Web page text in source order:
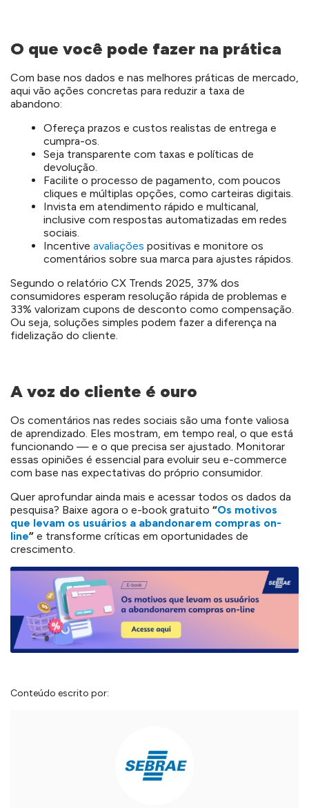
O que você pode fazer na prática
Com base nos dados e nas melhores práticas de mercado,
aqui vão ações concretas para reduzir a taxa de
abandono:
Ofereça prazos e custos realistas de entrega e
cumpra-os.
Seja transparente com taxas e políticas de
devolução.
Facilite o processo de pagamento, com poucos
cliques e múltiplas opções, como carteiras digitais.
Invista em atendimento rápido e multicanal,
inclusive com respostas automatizadas em redes
sociais.
Incentive avaliações positivas e monitore os
comentários sobre sua marca para ajustes rápidos.
Segundo o relatório CX Trends 2025, 37% dos
consumidores esperam resolução rápida de problemas e
33% valorizam cupons de desconto como compensação.
Ou seja, soluções simples podem fazer a diferença na
fidelização do cliente.
A voz do cliente é ouro
Os comentários nas redes sociais são uma fonte valiosa
de aprendizado. Eles mostram, em tempo real, o que está
funcionando — e o que precisa ser ajustado. Monitorar
essas opiniões é essencial para evoluir seu e-commerce
com base nas expectativas do próprio consumidor.
Quer aprofundar ainda mais e acessar todos os dados da
pesquisa? Baixe agora o e-book gratuito “Os motivos
que levam os usuários a abandonarem compras on-
line” e transforme críticas em oportunidades de
crescimento.
Conteúdo escrito por: